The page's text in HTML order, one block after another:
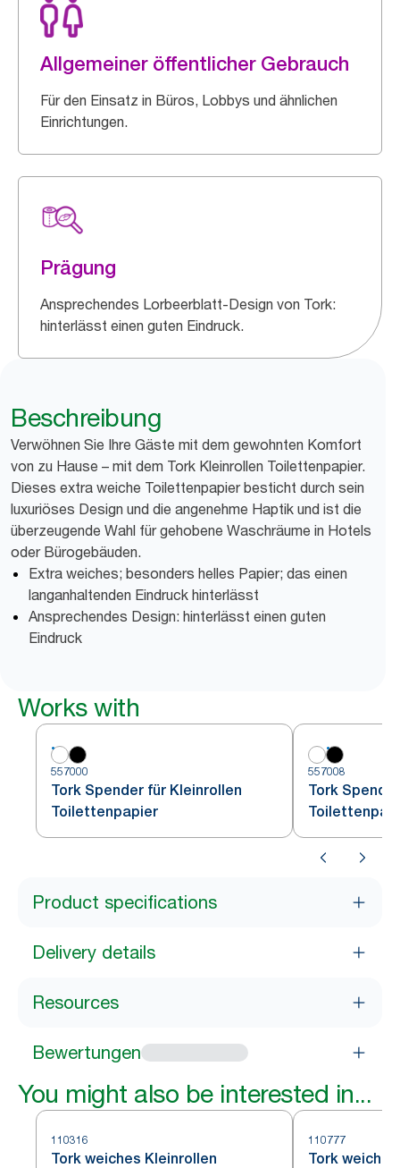
Allgemeiner öffentlicher Gebrauch
Für den Einsatz in Büros, Lobbys und ähnlichen
Einrichtungen.
Prägung
Ansprechendes Lorbeerblatt-Design von Tork:
hinterlässt einen guten Eindruck.
Beschreibung
Verwöhnen Sie Ihre Gäste mit dem gewohnten Komfort
von zu Hause – mit dem Tork Kleinrollen Toilettenpapier.
Dieses extra weiche Toilettenpapier besticht durch sein
luxuriöses Design und die angenehme Haptik und ist die
überzeugende Wahl für gehobene Waschräume in Hotels
oder Bürogebäuden.
Extra weiches; besonders helles Papier; das einen
langanhaltenden Eindruck hinterlässt
Ansprechendes Design: hinterlässt einen guten
Eindruck
Works with
557000
Tork Spender für Kleinrollen
Toilettenpapier
557008
Tork
Product specifications
Delivery details
Resources
Bewertungen
You might also be interested in...
110316
Tork weiches Kleinrollen
110777
Tork